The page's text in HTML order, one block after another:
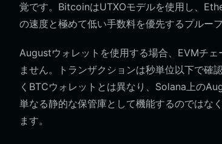
覚です。BitcoinはUTXOモデルを使用し、
の速度と極めて低い手数料を優先するプルー
Augustウォレットを使用する場合、EVMチ
ません。トランザクションは秒単位以下で確
くBTCウォレットとは異なり、Solana上の
単なる静的な保管庫として機能するのではな
ます。